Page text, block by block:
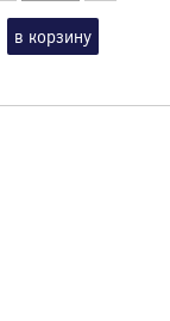
в корзину